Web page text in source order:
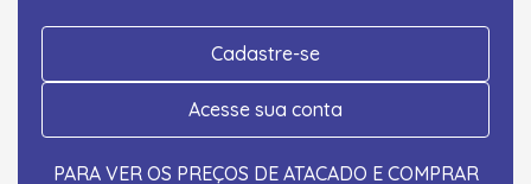
Cadastre-se
Acesse sua conta
PARA VER OS PREÇOS DE ATACADO E COMPRAR